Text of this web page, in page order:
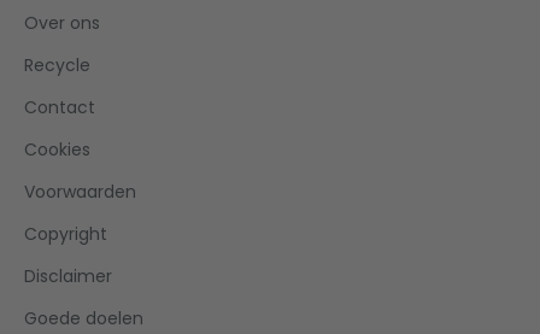
Over ons
Recycle
Contact
Cookies
Voorwaarden
Copyright
Disclaimer
Goede doelen